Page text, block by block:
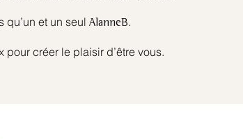
qu’un et un seul AlanneB.
créer le plaisir d’être vous.